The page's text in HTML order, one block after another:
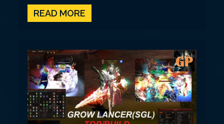
READ MORE